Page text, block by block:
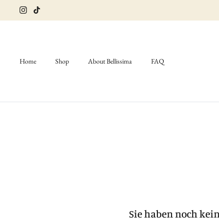
Home Shop About Bellissima FAQ
Sie haben noch